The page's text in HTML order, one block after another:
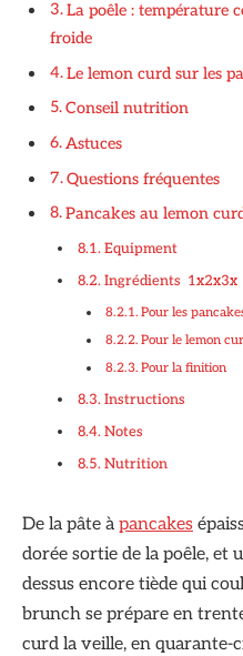
La poêle : température
froide
Le lemon curd sur les
Conseil nutrition
Astuces
Questions fréquentes
Pancakes au lemon
Equipment
Ingrédients 1x2x3x
Pour les
Pour le lemon
Pour la finition
Instructions
Notes
Nutrition
De la pâte à pancakes
dorée sortie de la poêle, et
dessus encore tiède qui
brunch se prépare en
curd la veille, en quarante-